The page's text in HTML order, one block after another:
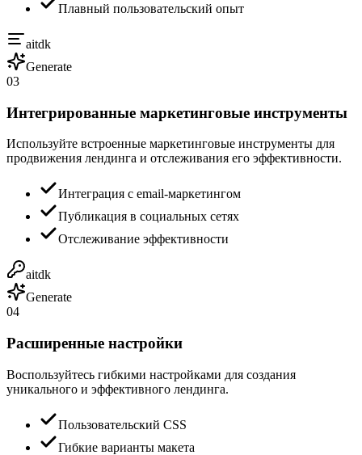
Плавный пользовательский опыт
aitdk
Generate
03
Интегрированные маркетинговые инструменты
Используйте встроенные маркетинговые инструменты для
продвижения лендинга и отслеживания его эффективности.
Интеграция с email-маркетингом
Публикация в социальных сетях
Отслеживание эффективности
aitdk
Generate
04
Расширенные настройки
Воспользуйтесь гибкими настройками для создания
уникального и эффективного лендинга.
Пользовательский CSS
Гибкие варианты макета